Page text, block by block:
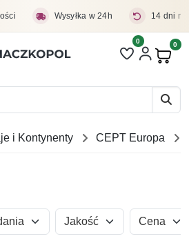
Wysyłka w 24h 14 dni
Liczba pozycji
0 0
i Kontynenty CEPT Europa
Jakość Cena